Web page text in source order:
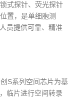
式探针、荧光探针
置，是单细胞测
员提供可靠、精准
S系列空间芯片为基
临片进行空间转录